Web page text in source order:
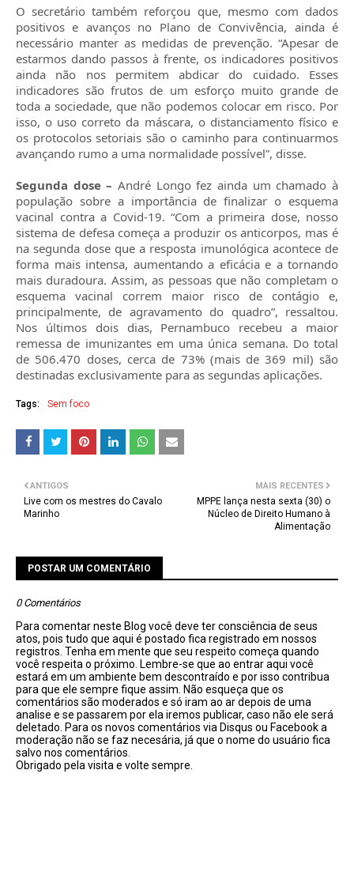
O secretário também reforçou que, mesmo com dados
positivos e avanços no Plano de Convivência, ainda é
necessário manter as medidas de prevenção. “Apesar de
estarmos dando passos à frente, os indicadores positivos
ainda não nos permitem abdicar do cuidado. Esses
indicadores são frutos de um esforço muito grande de
toda a sociedade, que não podemos colocar em risco. Por
isso, o uso correto da máscara, o distanciamento físico e
os protocolos setoriais são o caminho para continuarmos
avançando rumo a uma normalidade possível”, disse.
Segunda dose – André Longo fez ainda um chamado à
população sobre a importância de finalizar o esquema
vacinal contra a Covid-19. “Com a primeira dose, nosso
sistema de defesa começa a produzir os anticorpos, mas é
na segunda dose que a resposta imunológica acontece de
forma mais intensa, aumentando a eficácia e a tornando
mais duradoura. Assim, as pessoas que não completam o
esquema vacinal correm maior risco de contágio e,
principalmente, de agravamento do quadro”, ressaltou.
Nos últimos dois dias, Pernambuco recebeu a maior
remessa de imunizantes em uma única semana. Do total
de 506.470 doses, cerca de 73% (mais de 369 mil) são
destinadas exclusivamente para as segundas aplicações.
Tags: Sem foco
MAIS RECENTES
MPPE lança nesta sexta (30) o
Núcleo de Direito Humano à
Alimentação
ANTIGOS
Live com os mestres do Cavalo
Marinho
POSTAR UM COMENTÁRIO
0 Comentários
Para comentar neste Blog você deve ter consciência de seus
atos, pois tudo que aqui é postado fica registrado em nossos
registros. Tenha em mente que seu respeito começa quando
você respeita o próximo. Lembre-se que ao entrar aqui você
estará em um ambiente bem descontraído e por isso contribua
para que ele sempre fique assim. Não esqueça que os
comentários são moderados e só iram ao ar depois de uma
analise e se passarem por ela iremos publicar, caso não ele será
deletado. Para os novos comentários via Disqus ou Facebook a
moderação não se faz necesária, já que o nome do usuário fica
salvo nos comentários.
Obrigado pela visita e volte sempre.